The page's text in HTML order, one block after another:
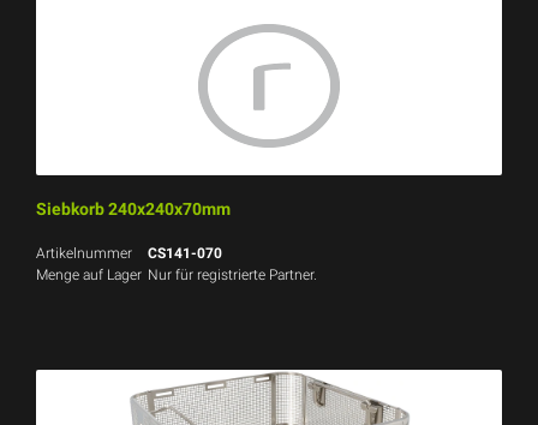
Siebkorb 240x240x70mm
Artikelnummer
CS141-070
Menge auf Lager Nur für registrierte Partner.